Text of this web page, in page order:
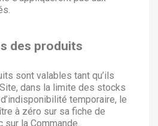
des produits
sont valables tant qu’ils
dans la limite des stocks
temporaire, le
à zéro sur sa fiche de
la Commande.